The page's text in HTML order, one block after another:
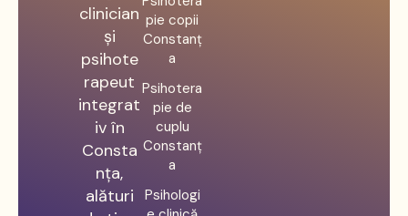
clinician
și
psihote
rapeut
integrat
iv în
Consta
nța,
alături
pie copii
Constanț
a
Psihotera
pie de
cuplu
Constanț
a
Psihologi